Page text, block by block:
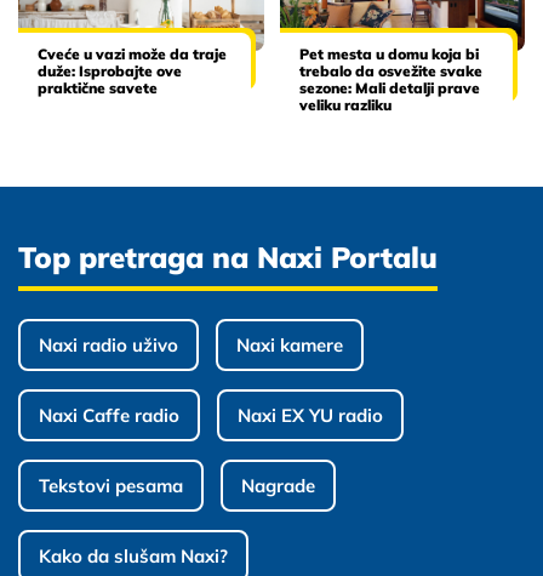
Cveće u vazi može da traje
duže: Isprobajte ove
praktične savete
Pet mesta u domu koja bi
trebalo da osvežite svake
sezone: Mali detalji prave
veliku razliku
Top pretraga na Naxi Portalu
Naxi radio uživo Naxi kamere
Naxi Caffe radio Naxi EX YU radio
Tekstovi pesama Nagrade
Kako da slušam Naxi?